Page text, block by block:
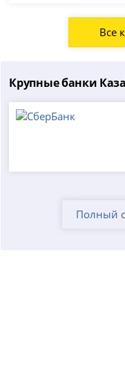
Все
Крупные банки
Полный